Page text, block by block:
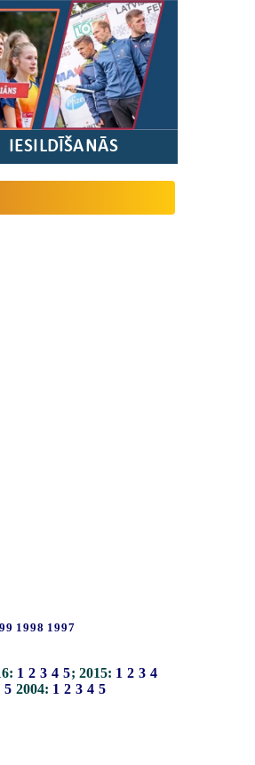
IESILDĪŠANĀS
1998 1997
1 2 3 4 5; 2015: 1 2 3 4
5 2004: 1 2 3 4 5